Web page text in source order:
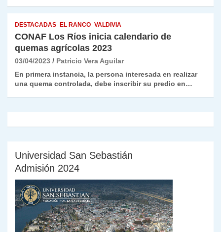
DESTACADAS EL RANCO VALDIVIA
CONAF Los Ríos inicia calendario de
quemas agrícolas 2023
03/04/2023
Patricio Vera Aguilar
En primera instancia, la persona interesada en realizar
una quema controlada, debe inscribir su predio en…
Universidad San Sebastián
Admisión 2024